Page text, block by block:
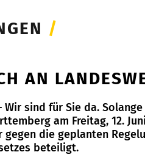
/
AN
Wir sind für Sie da.
am Freitag, 12.
die geplanten
beteiligt.